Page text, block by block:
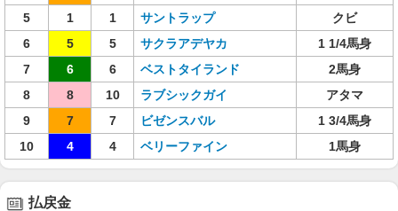
5
1 1 サントラップ
クビ
6
5 5 サクラアデヤカ
1 1/4馬身
7
6 6 ベストタイランド
2馬身
8
8 10 ラブシックガイ
アタマ
9
7 7 ビゼンスバル
1 3/4馬身
10
4 4 ベリーファイン 1馬身
払戻金